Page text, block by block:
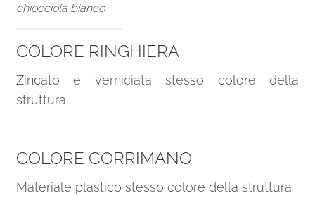
chiocciola bianco
COLORE RINGHIERA
Zincato e verniciata stesso colore della
struttura
COLORE CORRIMANO
Materiale plastico stesso colore della struttura